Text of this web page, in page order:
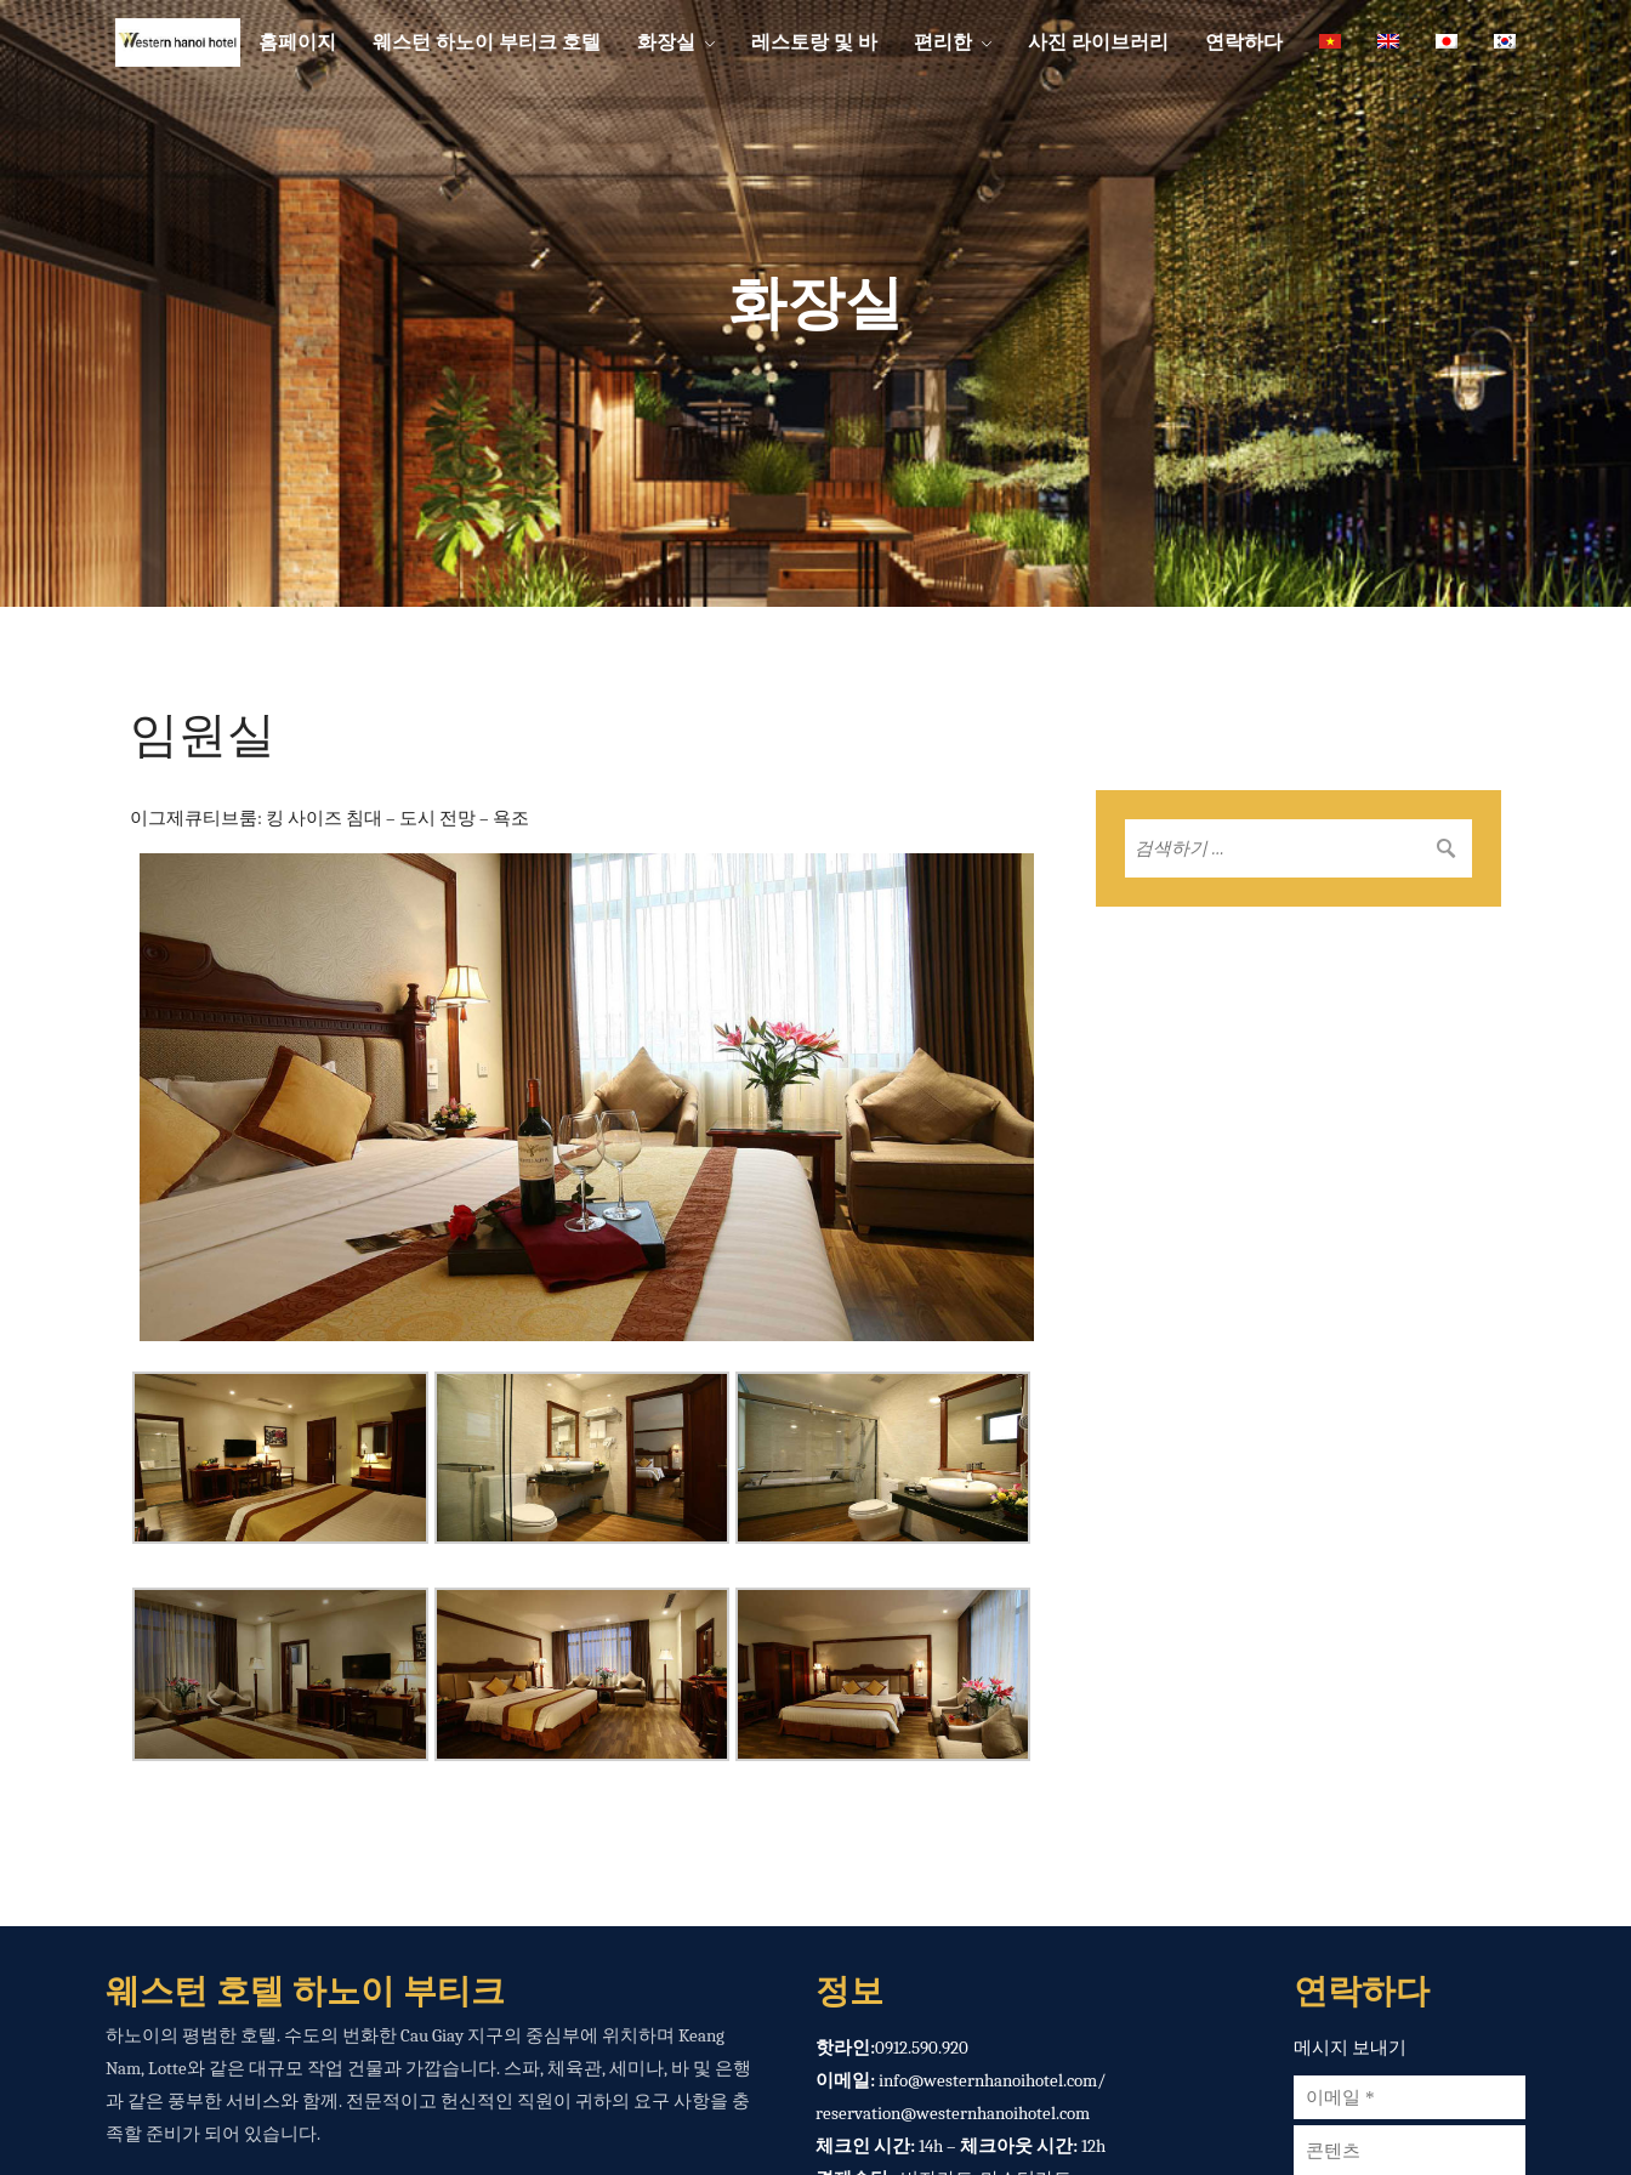
홈페이지 웨스턴 하노이 부티크 호텔 화장실 레스토랑 및 바 편리한 사진 라이브러리 연락하다
화장실
임원실
이그제큐티브룸: 킹 사이즈 침대 – 도시 전망 – 욕조
웨스턴 호텔 하노이 부티크
하노이의 평범한 호텔. 수도의 번화한 Cau Giay 지구의 중심부에 위치하며 Keang
Nam, Lotte와 같은 대규모 작업 건물과 가깝습니다. 스파, 체육관, 세미나, 바 및 은행
과 같은 풍부한 서비스와 함께. 전문적이고 헌신적인 직원이 귀하의 요구 사항을 충
족할 준비가 되어 있습니다.
정보
핫라인:0912.590.920
이메일:info@westernhanoihotel.com/
reservation@westernhanoihotel.com
체크인 시간:14h – 체크아웃 시간:12h
연락하다
메시지 보내기